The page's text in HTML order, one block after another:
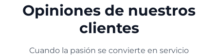
Opiniones de nuestros
clientes
Cuando la pasión se convierte en servicio